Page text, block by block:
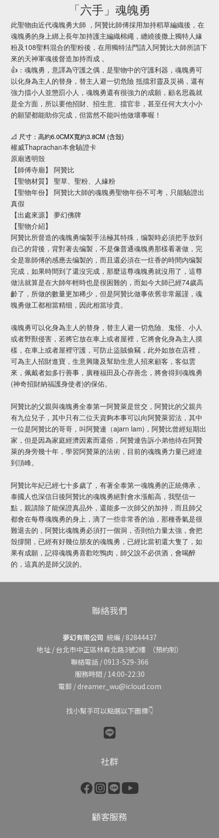
「六手」魂魄勇
此聖物由近代魂魄勇大師 ，阿贊比師傅採用加持稻草編織後，在
魂魄勇的身上綁上長年加持護主編織棉繩，纏繞後撒上獨特人緣
粉及108聖料混合的聖粉後，在用獨特法門請入阿贊比大師所請下
來的天神軍魂後督造加持而成 。
👍：魂魄勇，意譯為守護之偶，是聖物中的守護利器，魂魄勇可
以化身為主人的替身，替主人避一切危險 抵擋邪靈及災禍，還有
強力擋小人並懲罰小人，魂魄勇還有很強力的成願，顧名思義就
是全方面，所以要他招財、招生意、擋官非，甚至任何大大小小
的願望都能助你完成，但當然不能叫他做壞事喔！
📐 尺寸：高約6.0CMX寬約3.8CM (含殼)
權威Thaprachan本會驗證卡
原廟透明殼
【師傅寺廟】 阿贊比
【聖物材質】 聖草、聖粉、人緣粉
【聖物年份】 阿贊比大師的魂魄勇聖物年份不可考，只能驗證出
真假
【出處來源】 夢幻佛牌
【聖物介紹】
阿贊比所督造的魂魄勇编製手法極其特殊，编製時必須把手放到
自己的背後，背對著去编製，不是像普通魂魄勇那樣看著做，完
全是靠師傅的感應去编製的，而且還必須在一炷香的時間内编製
完成，如果時間到了還沒完成，那麼這尊魂魄勇就沒用了，這尊
做法就算是在大師年輕時也是很困難的，而如今大師已經74歲高
齡了，所做的數量更加稀少，但是阿贊比做事依舊非常嚴謹，魂
魄勇做工都相當精细，因此相當珍貴。
魂魄勇可以化身為主人的替身，替主人避一切危險、鬼怪、小人
或者野獸侵害，若將它放在車上或者屋裡，它將會化身為主人摸
樣，在車上或者屋裡守護，可防止盜賊偷竊，此外如放在店裡，
可為主人招財進寶，生意興隆及幫助生意人招來顧客，客似雲
來，佩戴者如多行善事，廣種福田及心存善念，將會得到魂魄勇
(神奇招財納福護身使者)的保佑。
阿贊比的父親與魂魄勇全泰第一阿贊萊是世交，阿贊比的父親共
有九位兒子，其中只有二位天資夠本事可以向阿贊萊習法，其中
一位是阿贊比的哥哥，叫阿贊連（ajarn lam)，阿贊比曾經短期出
家，但是因為家庭經濟因素而還俗，阿贊連告訴小弟他待在阿贊
萊的身旁幾十年，學習阿贊萊的法術，目前的魂魄勇力量已經達
到頂峰。
阿贊比年紀已經七十多歲了，有著全泰第一魂魄勇的正統傳承，
泰國人也深信日後阿贊比的魂魄勇絕對會水漲船高，我堅信一
點，親請除了能保證真品外，還能多一次師父的加持，而且師父
都會在每尊魂魄勇的身上，滴了一些非常香的油，那種香氣是很
難退去的，阿贊比魂魄勇必須打一個洞，否則怕力量太強，會把
殼撐開，已經有好幾位朋友的魂魄勇，已經比當初還大隻了，如
果有成願，記得魂魄勇喜歡吃鴨肉，師父說不必供酒，會喝醉
的，這真的是師父說的。
聯絡我們
夢幻有限公司 統編 / 82844437
地址 / 台北市中正區林森北路3號2樓（預約制）
聯絡電話 / 0913-529-366
服務時間 / 14:00-22:30
電郵 / dreamer_wu@icloud.com
找小幫手可以點選以下圖標👇
社群
顧客服務